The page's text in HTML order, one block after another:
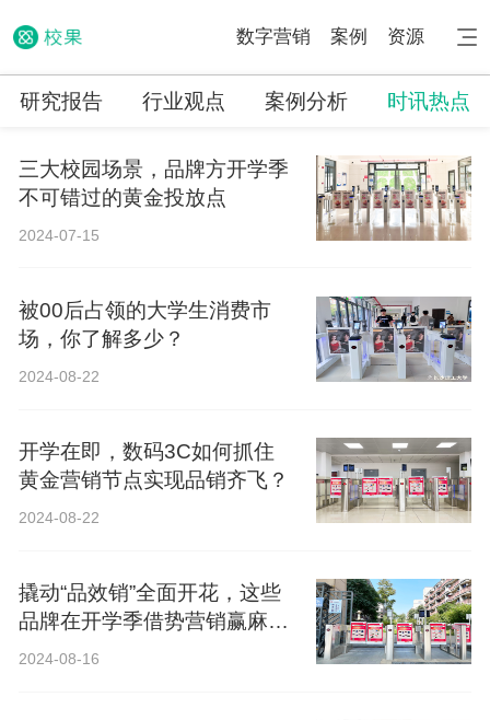
数字营销 案例 资源
研究报告 行业观点 案例分析 时讯热点
三大校园场景，品牌方开学季
不可错过的黄金投放点
2024-07-15
被00后占领的大学生消费市
场，你了解多少？
2024-08-22
开学在即，数码3C如何抓住
黄金营销节点实现品销齐飞？
2024-08-22
撬动“品效销”全面开花，这些
品牌在开学季借势营销赢麻
了！
2024-08-16